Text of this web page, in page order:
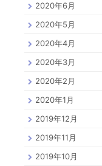
2020年6月
2020年5月
2020年4月
2020年3月
2020年2月
2020年1月
2019年12月
2019年11月
2019年10月